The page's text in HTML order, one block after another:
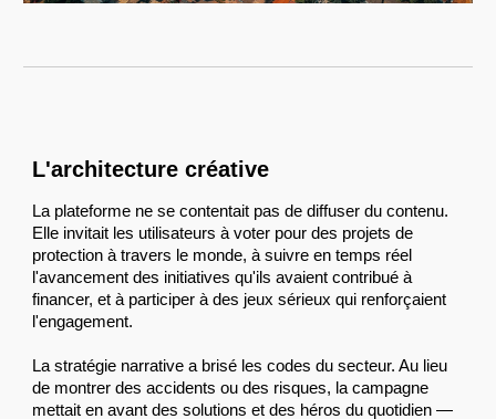
L'architecture créative
La plateforme ne se contentait pas de diffuser du contenu.
Elle invitait les utilisateurs à voter pour des projets de
protection à travers le monde, à suivre en temps réel
l'avancement des initiatives qu'ils avaient contribué à
financer, et à participer à des jeux sérieux qui renforçaient
l'engagement.
La stratégie narrative a brisé les codes du secteur. Au lieu
de montrer des accidents ou des risques, la campagne
mettait en avant des solutions et des héros du quotidien —